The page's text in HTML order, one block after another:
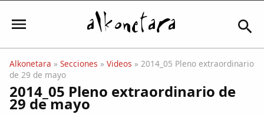
Iniciar sesión
Alkonetara » Secciones » Videos » 2014_05 Pleno extraordinario
de 29 de mayo
2014_05 Pleno extraordinario de
29 de mayo